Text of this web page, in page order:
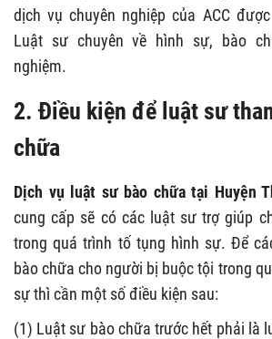
dịch vụ chuyên nghiệp của ACC
Luật sư chuyên về hình sự, bào
nghiệm.
2. Điều kiện để luật sư
chữa
Dịch vụ luật sư bào chữa tại Huyện
cung cấp sẽ có các luật sư trợ giúp
trong quá trình tố tụng hình sự. Để
bào chữa cho người bị buộc tội trong
sự thì cần một số điều kiện sau:
(1) Luật sư bào chữa trước hết phải là